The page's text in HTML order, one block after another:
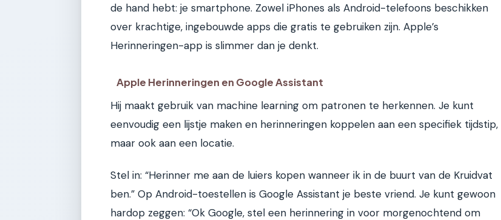
de hand hebt: je smartphone. Zowel iPhones als Android-telefoons beschikken
over krachtige, ingebouwde apps die gratis te gebruiken zijn. Apple’s
Herinneringen-app is slimmer dan je denkt.
Apple Herinneringen en Google Assistant
Hij maakt gebruik van machine learning om patronen te herkennen. Je kunt
eenvoudig een lijstje maken en herinneringen koppelen aan een specifiek tijdstip,
maar ook aan een locatie.
Stel in: “Herinner me aan de luiers kopen wanneer ik in de buurt van de Kruidvat
ben.” Op Android-toestellen is Google Assistant je beste vriend. Je kunt gewoon
hardop zeggen: “Ok Google, stel een herinnering in voor morgenochtend om